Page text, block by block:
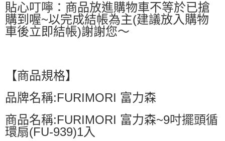
貼心叮嚀：商品放進購物車不等於已搶
購到喔~以完成結帳為主(建議放入購物
車後立即結帳)謝謝您～
【商品規格】
品牌名稱:FURIMORI 富力森
商品名稱:FURIMORI 富力森~9吋擺頭循
環扇(FU-939)1入